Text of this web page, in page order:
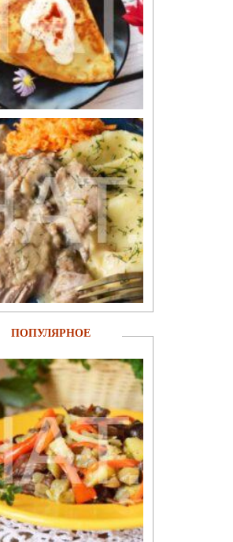
ПОПУЛЯРНОЕ